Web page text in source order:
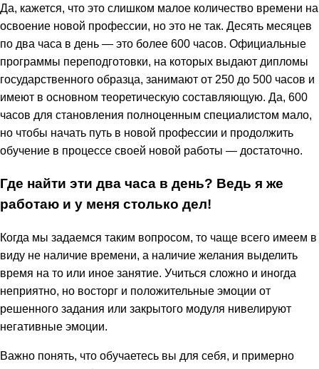
Да, кажется, что это слишком малое количество времени на
освоение новой профессии, но это не так. Десять месяцев
по два часа в день — это более 600 часов. Официальные
программы переподготовки, на которых выдают дипломы
государственного образца, занимают от 250 до 500 часов и
имеют в основном теоретическую составляющую. Да, 600
часов для становления полноценным специалистом мало,
но чтобы начать путь в новой профессии и продолжить
обучение в процессе своей новой работы — достаточно.
Где найти эти два часа в день? Ведь я же
работаю и у меня столько дел!
Когда мы задаемся таким вопросом, то чаще всего имеем в
виду не наличие времени, а наличие желания выделить
время на то или иное занятие. Учиться сложно и иногда
неприятно, но восторг и положительные эмоции от
решенного задания или закрытого модуля нивелируют
негативные эмоции.
Важно понять, что обучаетесь вы для себя, и примерно